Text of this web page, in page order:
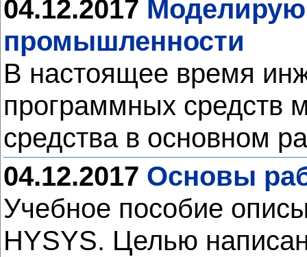
04.12.2017
промышленности
В настоящее время
программных средств
средства в основном
04.12.2017 Основы
Учебное пособие
HYSYS. Целью